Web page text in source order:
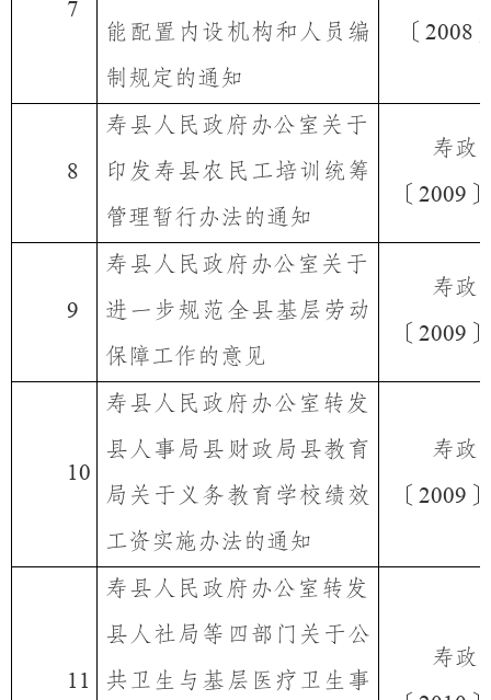
7
能配置内设机构和人员编
制规定的通知
〔 2008
8
寿县人民政府办公室 关于
印发寿县农民工培训统筹
管理暂行办法的通知
寿政
〔 2009 〕
9
寿县人民政府办公室 关于
进一步规范全县基层劳动
保障工作的意见
寿政
〔 2009 〕
10
寿县人民政府办公室转发
县人事局县财政局县教育
局关于义务教育学校绩效
工资实施办法的通知
寿政
〔 2009 〕
11
寿县人民政府办公室 转发
县人社局等四部门关于公
共卫生与基层医疗卫生事
寿政